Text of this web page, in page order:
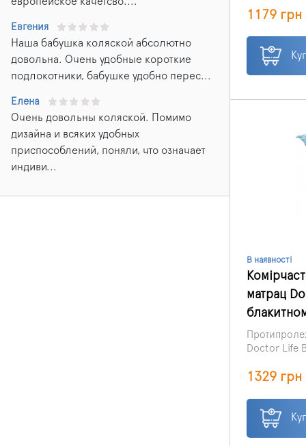
Евгения
Наша бабушка коляской абсолютно
довольна. Очень удобные короткие
подлокотники, бабушке удобно перес...
Елена
Очень довольны коляской. Помимо
дизайна и всяких удобных
приспособлений, поняли, что означает
индиви...
та
вигину
1179 грн
В наявності
матрац
Doctor Life
пролежнів
положенні —
1329 грн